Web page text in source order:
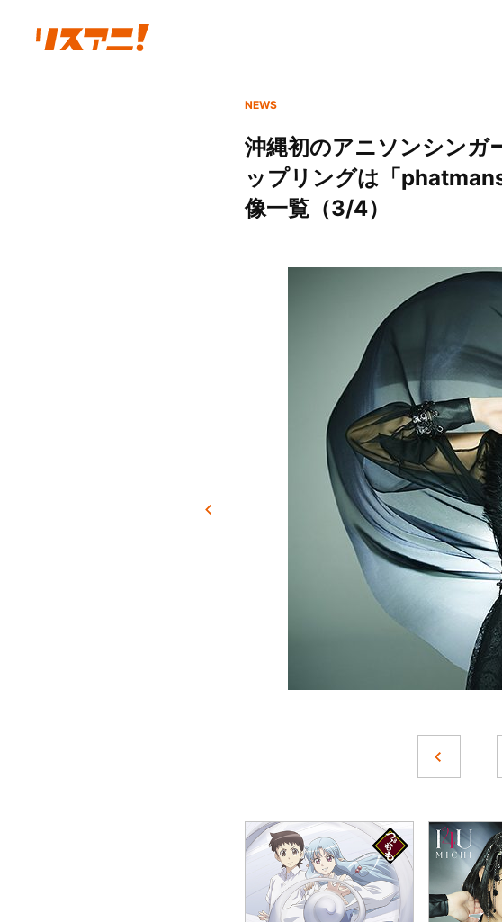
NEWS
沖縄初のアニソンシンガ
ップリングは「
像一覧（3/4）